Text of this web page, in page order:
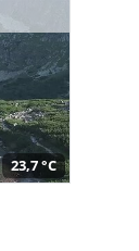
23,7 °C